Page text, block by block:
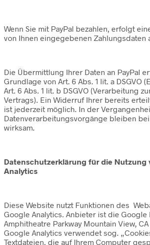
Wenn Sie mit PayPal bezahlen, erfolgt
von Ihnen eingegebenen Zahlungsdaten
Die Übermittlung Ihrer Daten an PayPal
Grundlage von Art. 6 Abs. 1 lit. a DSGVO
Art. 6 Abs. 1 lit. b DSGVO (Verarbeitung
Vertrags). Ein Widerruf Ihrer bereits
ist jederzeit möglich. In der
Datenverarbeitungsvorgänge bleiben
wirksam.
Datenschutzerklärung für die Nutzung
Analytics
Diese Website nutzt Funktionen des
Google Analytics. Anbieter ist die Google
Amphitheatre Parkway Mountain View, CA
Google Analytics verwendet sog.
Textdateien, die auf Ihrem Computer